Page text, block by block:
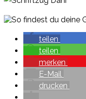
teilen
teilen
merken
E-Mail
drucken